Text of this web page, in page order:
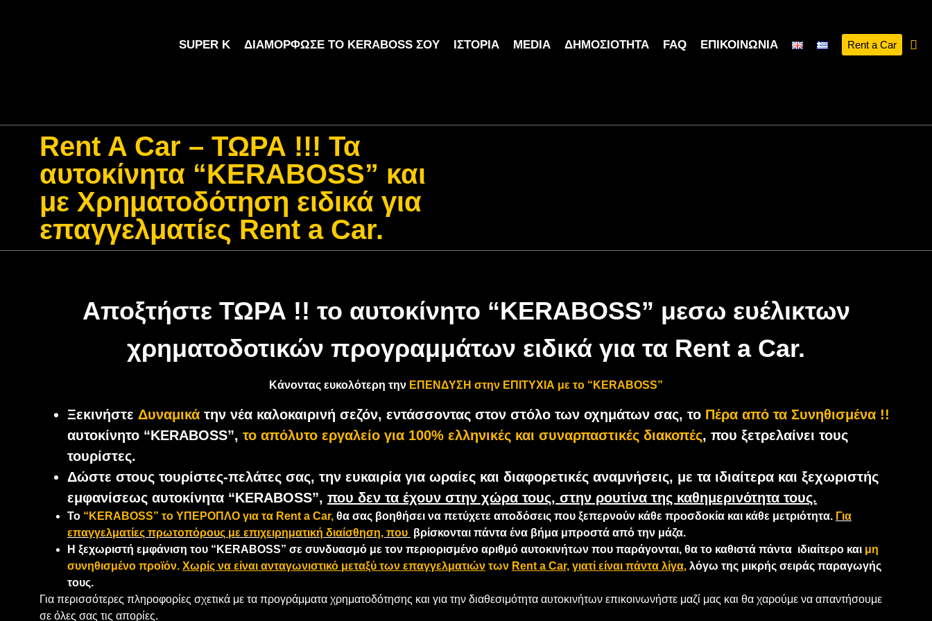
SUPER K ΔΙΑΜΌΡΦΩΣΕ ΤΟ KERABOSS ΣΟΥ ΙΣΤΟΡΊΑ MEDIA ΔΗΜΟΣΙΌΤΗΤΑ FAQ ΕΠΙΚΟΙΝΩΝΊΑ Rent a Car
Rent A Car – ΤΩΡΑ !!! Τα
αυτοκίνητα “KERABOSS” και
με Χρηματοδότηση ειδικά για
επαγγελματίες Rent a Car.
Αποξτήστε ΤΩΡΑ !! το αυτοκίνητο “KERABOSS” μεσω ευέλικτων
χρηματοδοτικών προγραμμάτων ειδικά για τα Rent a Car.
Κάνοντας ευκολότερη την ΕΠΕΝΔΥΣΗ στην ΕΠΙΤΥΧΙΑ με το “KERABOSS”
Ξεκινήστε Δυναμικά την νέα καλοκαιρινή σεζόν, εντάσσοντας στον στόλο των οχημάτων σας, το Πέρα από τα Συνηθισμένα !!
αυτοκίνητο “KERABOSS”, το απόλυτο εργαλείο για 100% ελληνικές και συναρπαστικές διακοπές, που ξετρελαίνει τους
τουρίστες.
Δώστε στους τουρίστες-πελάτες σας, την ευκαιρία για ωραίες και διαφορετικές αναμνήσεις, με τα ιδιαίτερα και ξεχωριστής
εμφανίσεως αυτοκίνητα “KERABOSS”, που δεν τα έχουν στην χώρα τους, στην ρουτίνα της καθημερινότητα τους.
Το “KERABOSS” το ΥΠΕΡΟΠΛΟ για τα Rent a Car, θα σας βοηθήσει να πετύχετε αποδόσεις που ξεπερνούν κάθε προσδοκία και κάθε μετριότητα. Για
επαγγελματίες πρωτοπόρους με επιχειρηματική διαίσθηση, που βρίσκονται πάντα ένα βήμα μπροστά από την μάζα.
Η ξεχωριστή εμφάνιση του “KERABOSS” σε συνδυασμό με τον περιορισμένο αριθμό αυτοκινήτων που παράγονται, θα το καθιστά πάντα ιδιαίτερο και μη
συνηθισμένο προϊόν. Χωρίς να είναι ανταγωνιστικό μεταξύ των επαγγελματιών των Rent a Car, γιατί είναι πάντα λίγα, λόγω της μικρής σειράς παραγωγής
τους.
Για περισσότερες πληροφορίες σχετικά με τα προγράμματα χρηματοδότησης και για την διαθεσιμότητα αυτοκινήτων επικοινωνήστε μαζί μας και θα χαρούμε να απαντήσουμε
σε όλες σας τις απορίες.